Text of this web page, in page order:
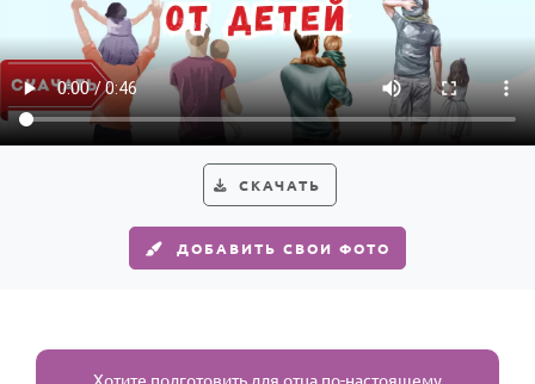
СКАЧАТЬ
ДОБАВИТЬ СВОИ ФОТО
Хотите подготовить для отца по-настоящему